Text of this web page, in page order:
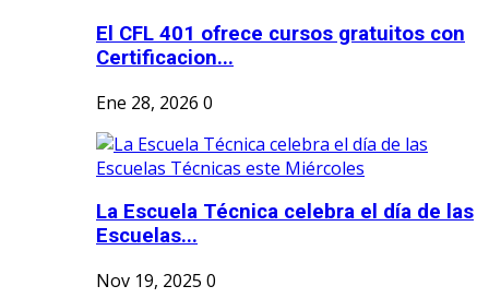
El CFL 401 ofrece cursos gratuitos con
Certificacion...
Ene 28, 2026 0
La Escuela Técnica celebra el día de las
Escuelas...
Nov 19, 2025 0